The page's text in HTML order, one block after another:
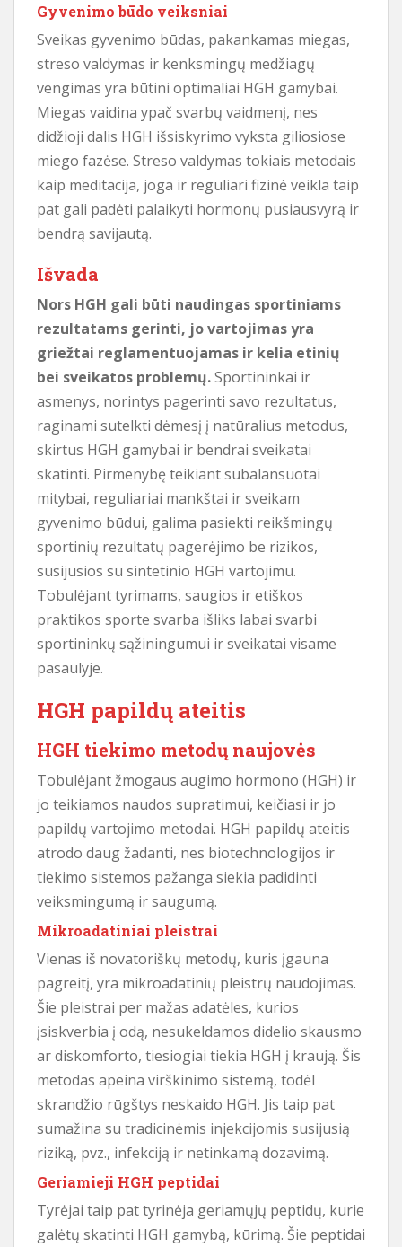
Gyvenimo būdo veiksniai
Sveikas gyvenimo būdas, pakankamas miegas,
streso valdymas ir kenksmingų medžiagų
vengimas yra būtini optimaliai HGH gamybai.
Miegas vaidina ypač svarbų vaidmenį, nes
didžioji dalis HGH išsiskyrimo vyksta giliosiose
miego fazėse. Streso valdymas tokiais metodais
kaip meditacija, joga ir reguliari fizinė veikla taip
pat gali padėti palaikyti hormonų pusiausvyrą ir
bendrą savijautą.
Išvada
Nors HGH gali būti naudingas sportiniams
rezultatams gerinti, jo vartojimas yra
griežtai reglamentuojamas ir kelia etinių
bei sveikatos problemų.Sportininkai ir
asmenys, norintys pagerinti savo rezultatus,
raginami sutelkti dėmesį į natūralius metodus,
skirtus HGH gamybai ir bendrai sveikatai
skatinti. Pirmenybę teikiant subalansuotai
mitybai, reguliariai mankštai ir sveikam
gyvenimo būdui, galima pasiekti reikšmingų
sportinių rezultatų pagerėjimo be rizikos,
susijusios su sintetinio HGH vartojimu.
Tobulėjant tyrimams, saugios ir etiškos
praktikos sporte svarba išliks labai svarbi
sportininkų sąžiningumui ir sveikatai visame
pasaulyje.
HGH papildų ateitis
HGH tiekimo metodų naujovės
Tobulėjant žmogaus augimo hormono (HGH) ir
jo teikiamos naudos supratimui, keičiasi ir jo
papildų vartojimo metodai. HGH papildų ateitis
atrodo daug žadanti, nes biotechnologijos ir
tiekimo sistemos pažanga siekia padidinti
veiksmingumą ir saugumą.
Mikroadatiniai pleistrai
Vienas iš novatoriškų metodų, kuris įgauna
pagreitį, yra mikroadatinių pleistrų naudojimas.
Šie pleistrai per mažas adatėles, kurios
įsiskverbia į odą, nesukeldamos didelio skausmo
ar diskomforto, tiesiogiai tiekia HGH į kraują. Šis
metodas apeina virškinimo sistemą, todėl
skrandžio rūgštys neskaido HGH. Jis taip pat
sumažina su tradicinėmis injekcijomis susijusią
riziką, pvz., infekciją ir netinkamą dozavimą.
Geriamieji HGH peptidai
Tyrėjai taip pat tyrinėja geriamųjų peptidų, kurie
galėtų skatinti HGH gamybą, kūrimą. Šie peptidai